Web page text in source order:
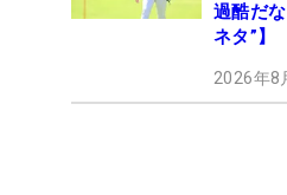
過酷だ
ネタ”】
2026年8